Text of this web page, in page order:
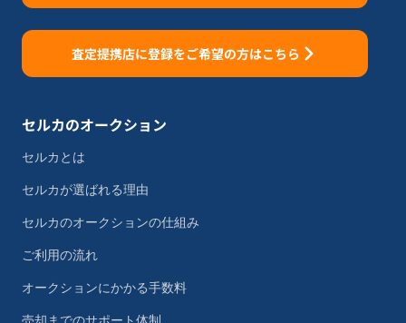
査定提携店に登録をご希望の方はこちら
セルカのオークション
セルカとは
セルカが選ばれる理由
セルカのオークションの仕組み
ご利用の流れ
オークションにかかる手数料